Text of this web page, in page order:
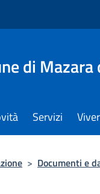
di Mazara
Servizi
> Documenti e